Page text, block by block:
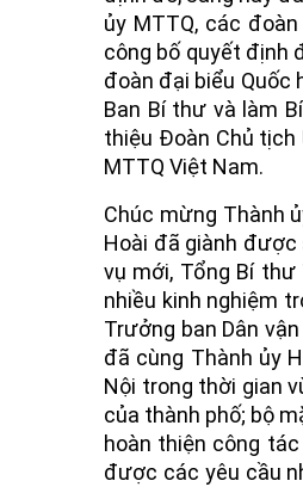
ủy MTTQ, các
công bố quyết định
đoàn đại biểu Quốc
Ban Bí thư và làm
thiệu Đoàn Chủ tịch
MTTQ Việt Nam.
Chúc mừng Thành
Hoài đã giành được
vụ mới, Tổng Bí
nhiều kinh nghiệm
Trưởng ban Dân
đã cùng Thành ủy
Nội trong thời gian
của thành phố; bộ
hoàn thiện công
được các yêu cầu